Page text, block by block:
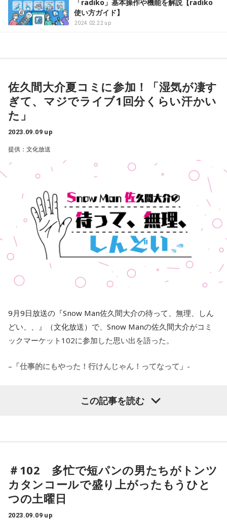
「radiko」基本操作や機能を解説【radiko
使い方ガイド】
2024.02.22 up
佐久間大介夏コミに参加！「湿気が凄す
ぎて、マジでライブ1回分くらい汗かい
た」
2023.09.09 up
提供：文化放送
9月9日放送の『Snow Man佐久間大介の待って、無理、しん
どい、、』（文化放送）で、Snow Manの佐久間大介がコミ
ックマーケット102に参加した思い出を語った。
– 「仕事的にもやった！行けんじゃん！ってなって」-
き、コミケに参加したのか問われた佐久間が今年のコミケに
もやった！行けんじゃん！ってなって。
何て言うんだろうな。コミケは今年も暑かったね。湿気エグ
くて俺が行ったのが日曜日だったんだけど、ゲリラ豪雨半端
この記事を読む
＃102 多忙で短パンの男たちがトンツ
カタンコールで盛り上がったもうひと
つの土曜日
2023.09.09 up